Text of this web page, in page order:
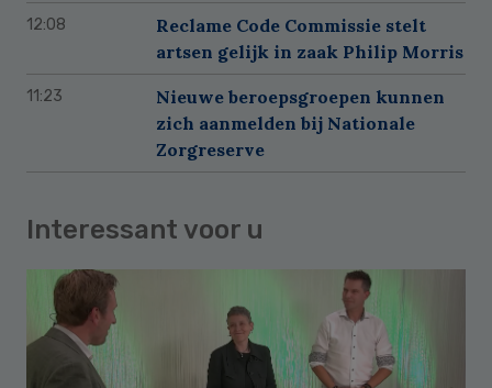
12:08
Reclame Code Commissie stelt
artsen gelijk in zaak Philip Morris
11:23
Nieuwe beroepsgroepen kunnen
zich aanmelden bij Nationale
Zorgreserve
Interessant voor u